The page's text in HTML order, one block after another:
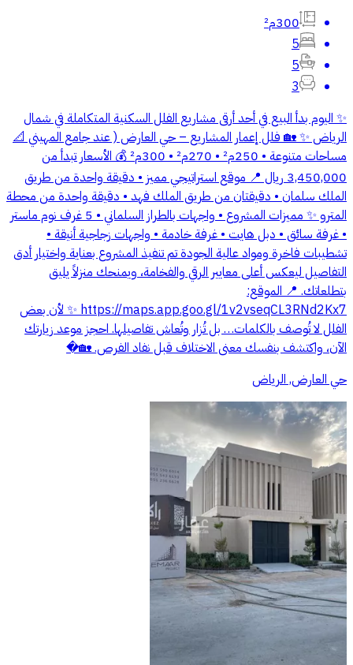
300م²
5
5
3
✨ اليوم بدأ البيع في أحد أرقى مشاريع الفلل السكنية المتكاملة في شمال
الرياض ✨ 🏡 فلل إعمار المشاريع – حي العارض ( عند جامع المهيني 📐
مساحات متنوعة • 250م² • 270م² • 300م² 💰 الأسعار تبدأ من
3,450,000 ريال 📍 موقع استراتيجي مميز • دقيقة واحدة من طريق
الملك سلمان • دقيقتان من طريق الملك فهد • دقيقة واحدة من محطة
المترو ✨ مميزات المشروع • واجهات بالطراز السلماني • 5 غرف نوم ماستر
• غرفة سائق • ⁠دبل هايت • ⁠غرفة خادمة • واجهات زجاجية أنيقة •
تشطيبات فاخرة ومواد عالية الجودة تم تنفيذ المشروع بعناية واختيار أدق
التفاصيل ليعكس أعلى معايير الرقي والفخامة، ويمنحك منزلاً يليق
بتطلعاتك. 📍 الموقع:
https://maps.app.goo.gl/1v2vseqCL3RNd2Kx7 ✨ لأن بعض
الفلل لا تُوصف بالكلمات… بل تُزار وتُعاش تفاصيلها. احجز موعد زيارتك
الآن، واكتشف بنفسك معنى الاختلاف قبل نفاد الفرص. 🏡�
حي العارض, الرياض